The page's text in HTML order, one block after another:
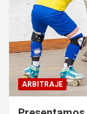
ARBITRAJE